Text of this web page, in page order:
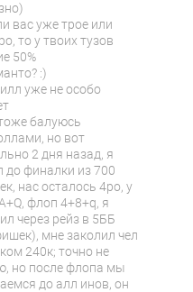
вас уже трое или
то у твоих тузов
50%
:)
уже не особо
тоже балуюсь
но вот
2 дня назад, я
до финалки из 700
нас осталось 4ро, у
флоп 4+8+q, я
через рейз в 5ББ
мне заколил чел
240к; точно не
но после флопа мы
до алл инов, он